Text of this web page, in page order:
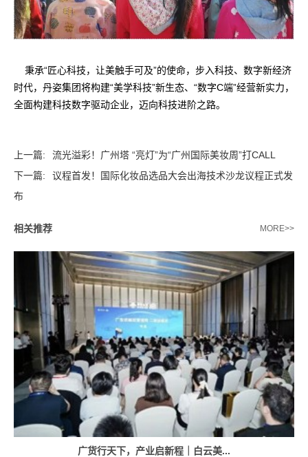
秉承“匠心科技，让美触手可及”的使命，步入科技、数字新经济
时代，丹姿集团将构建“美学科技”新生态、“数字C端”经营新实力，
全面构建科技数字驱动企业，迈向科技进阶之路。
上一篇:
流光溢彩！广州塔 “亮灯”为“广州国际美妆周”打CALL
下一篇:
议程首发！国际化妆品选品大会出海技术沙龙议程正式发
布
相关推荐 MORE>>
广货行天下，产业启新程｜白云美...